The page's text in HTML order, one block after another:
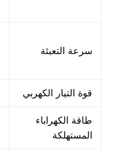
سرعة التعبئة
قوة التيار الكهربي
طاقة الكهراباء
المستهلكة